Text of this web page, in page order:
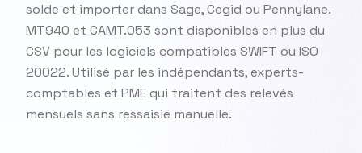
solde et importer dans Sage, Cegid ou Pennylane.
MT940 et CAMT.053 sont disponibles en plus du
CSV pour les logiciels compatibles SWIFT ou ISO
20022. Utilisé par les indépendants, experts-
comptables et PME qui traitent des relevés
mensuels sans ressaisie manuelle.